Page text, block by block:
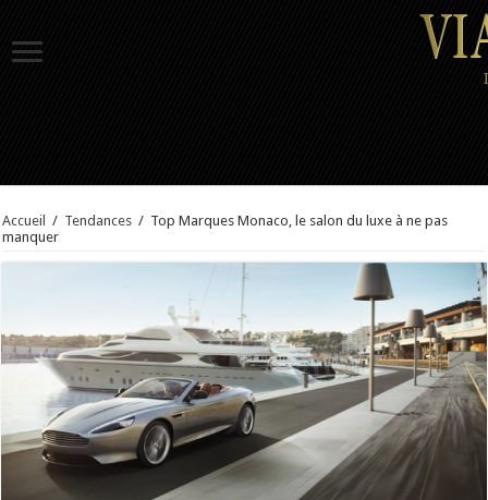
Accueil / Tendances / Top Marques Monaco, le salon du luxe à ne pas
manquer